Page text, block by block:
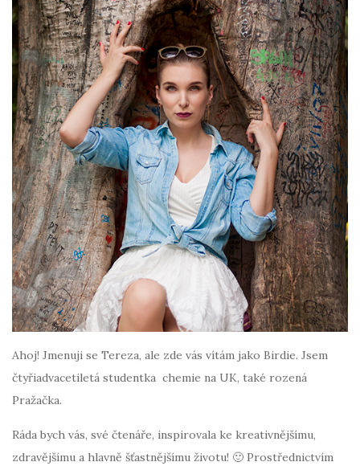
Ahoj! Jmenuji se Tereza, ale zde vás vítám jako Birdie. Jsem
čtyřiadvacetiletá studentka chemie na UK, také rozená
Pražačka.
Ráda bych vás, své čtenáře, inspirovala ke kreativnějšímu,
zdravějšímu a hlavně šťastnějšímu životu! 🙂 Prostřednictvím